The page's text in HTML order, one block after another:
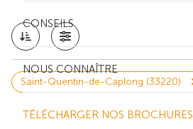
CONSEILS
NOUS CONNAÎTRE
TÉLÉCHARGER NOS BROCHURES
Saint-Quentin-de-Caplong (33220)